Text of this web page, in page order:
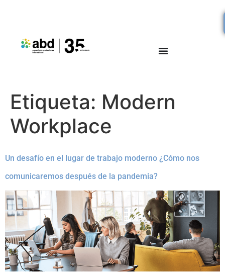
Etiqueta: Modern
Workplace
Un desafío en el lugar de trabajo moderno ¿Cómo nos
comunicaremos después de la pandemia?